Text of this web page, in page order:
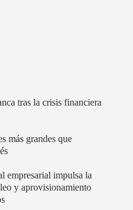
tras la crisis financiera
más grandes que
empresarial impulsa la
y aprovisionamiento